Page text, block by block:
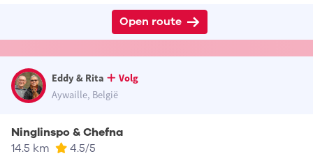
Open route
Eddy & Rita
Volg
Aywaille, België
Ninglinspo & Chefna
14.5 km 4.5/5